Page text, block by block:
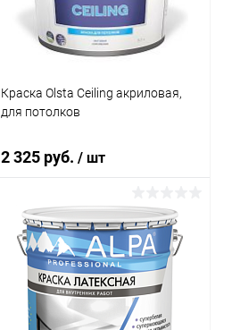
Краска Olsta Ceiling акриловая,
для потолков
2 325 руб./ шт
В корзину
Купить в 1 клик Сравнение
В избранное В наличии